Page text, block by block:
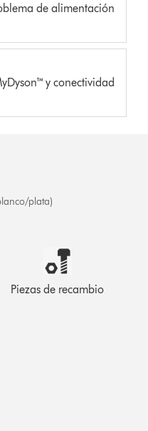
de alimentación
y conectividad
plata)
Piezas de recambio